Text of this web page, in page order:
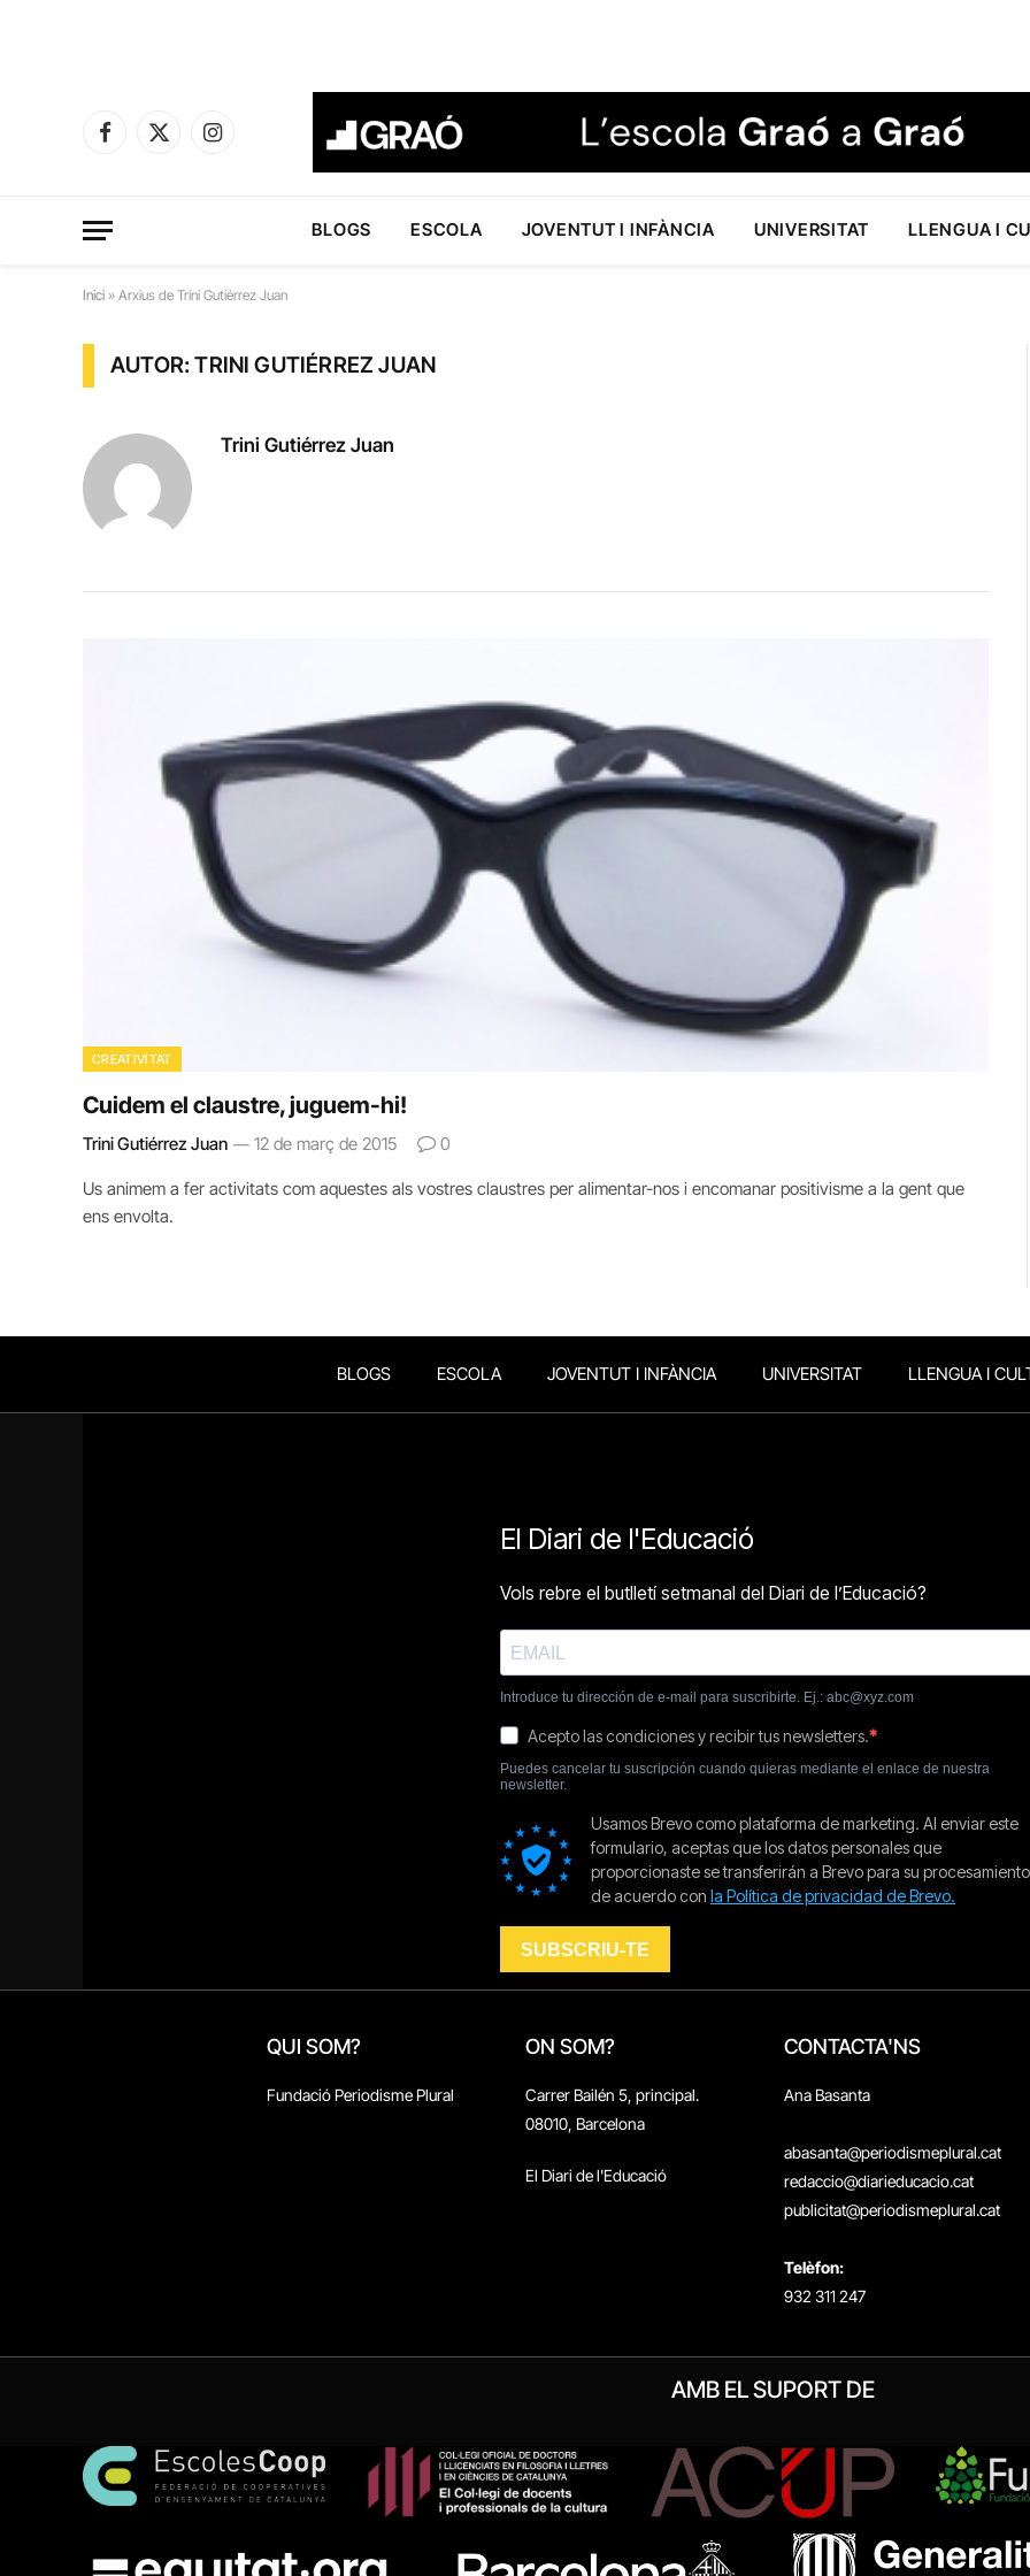
Facebook
X
Instagram
BLOGS ESCOLA JOVENTUT I INFÀNCIA UNIVERSITAT LLENGUA I
Inici » Arxius de Trini Gutiérrez Juan
AUTOR: TRINI GUTIÉRREZ JUAN
Trini Gutiérrez Juan
CREATIVITAT
Cuidem el claustre, juguem-hi!
Trini Gutiérrez Juan 12 de març de 2015 0
Us animem a fer activitats com aquestes als vostres claustres per alimentar-nos i encomanar positivisme a la gent que
ens envolta.
BLOGS ESCOLA JOVENTUT I INFÀNCIA UNIVERSITAT LLENGUA I
QUI SOM?
Fundació Periodisme Plural
ON SOM?
Carrer Bailén 5, principal.
08010, Barcelona
El Diari de l'Educació
CONTACTA'NS
Ana Basanta
abasanta@periodismeplural.cat
redaccio@diarieducacio.cat
publicitat@periodismeplural.cat
Telèfon:
932 311 247
AMB EL SUPORT DE